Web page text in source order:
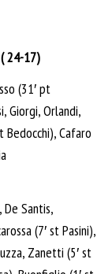
( 24-17)
(31′ pt
Giorgi, Orlandi,
Bedocchi), Cafaro
De Santis,
(7′ st Pasini),
Zanetti (5′ st